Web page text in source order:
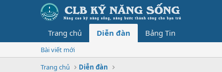
Trang chủ Diễn đàn Bảng Tin
Bài viết mới
Trang chủ
Diễn đàn